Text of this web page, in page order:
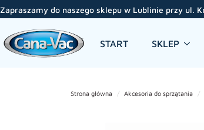
Zapraszamy do naszego sklepu w Lublinie przy ul.
START SKLEP
Strona główna Akcesoria do sprzątania